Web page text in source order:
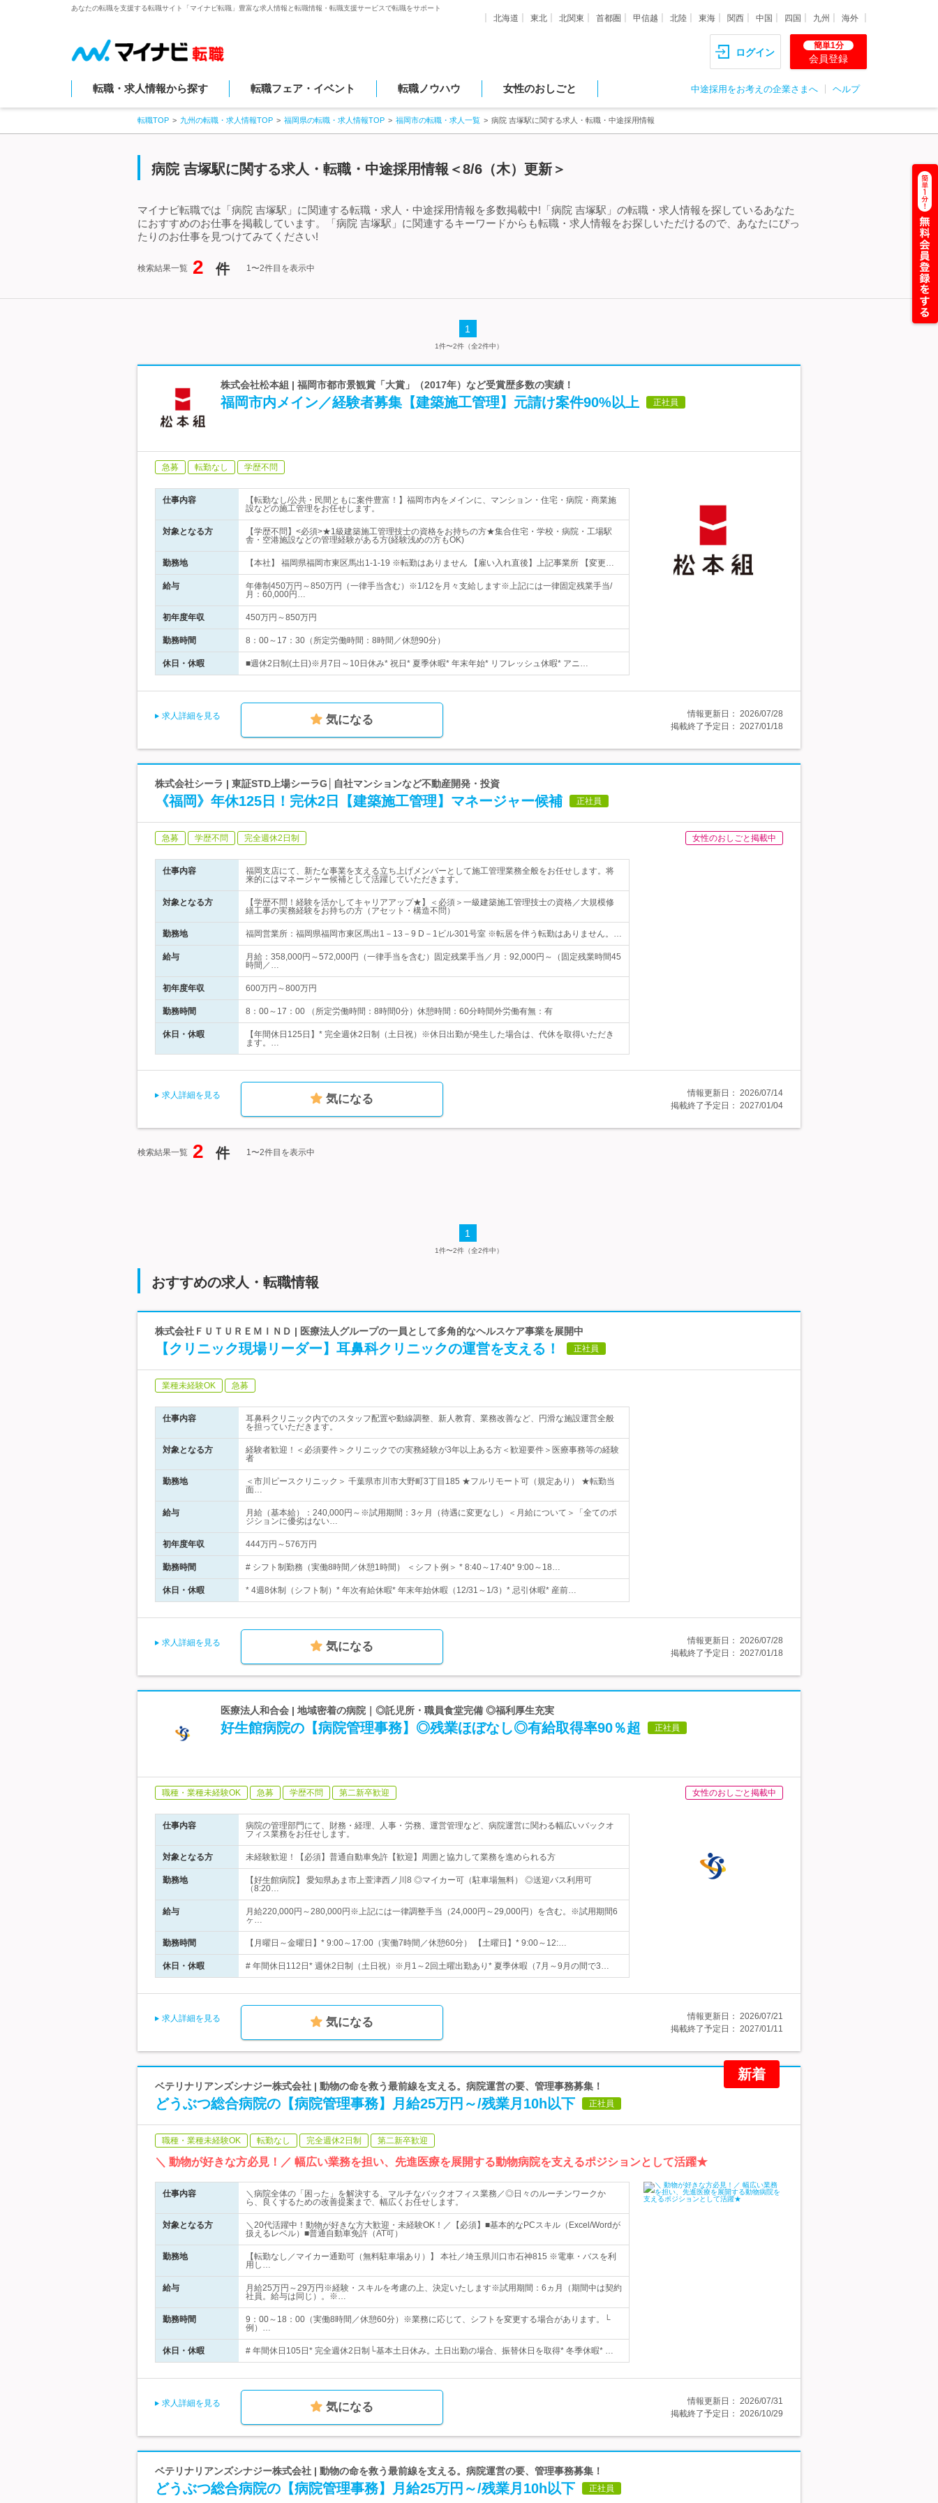
あなたの転職を支援する転職サイト「マイナビ転職」豊富な求人情報と転職情報・転職支援サービスで転職をサポート
北海道 東北 北関東 首都圏 甲信越 北陸 東海 関西 中国 四国 九州 海外
ログイン
簡単1分
会員登録
転職・求人情報から探す 転職フェア・イベント 転職ノウハウ 女性のおしごと 中途採用をお考えの企業さまへ ヘルプ
転職TOP 九州の転職・求人情報TOP 福岡県の転職・求人情報TOP 福岡市の転職・求人一覧 病院 吉塚駅に関する求人・転職・中途採用情報
病院 吉塚駅に関する求人・転職・中途採用情報＜8/6（木）更新＞
マイナビ転職では「病院 吉塚駅」に関連する転職・求人・中途採用情報を多数掲載中!「病院 吉塚駅」の転職・求人情報を探しているあなた
におすすめのお仕事を掲載しています。「病院 吉塚駅」に関連するキーワードからも転職・求人情報をお探しいただけるので、あなたにぴっ
たりのお仕事を見つけてみてください!
検索結果一覧 2 件 1〜2件目を表示中
1
1件〜2件（全2件中）
株式会社松本組 | 福岡市都市景観賞「大賞」（2017年）など受賞歴多数の実績！
福岡市内メイン／経験者募集【建築施工管理】元請け案件90%以上 正社員
急募 転勤なし 学歴不問
仕事内容
【転勤なし/公共・民間ともに案件豊富！】福岡市内をメインに、マンション・住宅・病院・商業施
設などの施工管理をお任せします。
対象となる方
【学歴不問】<必須>★1級建築施工管理技士の資格をお持ちの方★集合住宅・学校・病院・工場駅
舎・空港施設などの管理経験がある方(経験浅めの方もOK)
勤務地 【本社】 福岡県福岡市東区馬出1-1-19 ※転勤はありません 【雇い入れ直後】上記事業所 【変更…
給与
年俸制450万円～850万円（一律手当含む）※1/12を月々支給します※上記には一律固定残業手当/
月：60,000円…
初年度年収 450万円～850万円
勤務時間 8：00～17：30（所定労働時間：8時間／休憩90分）
休日・休暇 ■週休2日制(土日)※月7日～10日休み* 祝日* 夏季休暇* 年末年始* リフレッシュ休暇* アニ…
求人詳細を見る 気になる 情報更新日： 2026/07/28
掲載終了予定日： 2027/01/18
株式会社シーラ | 東証STD上場シーラG│自社マンションなど不動産開発・投資
《福岡》年休125日！完休2日【建築施工管理】マネージャー候補 正社員
急募 学歴不問 完全週休2日制 女性のおしごと掲載中
仕事内容
福岡支店にて、新たな事業を支える立ち上げメンバーとして施工管理業務全般をお任せします。将
来的にはマネージャー候補として活躍していただきます。
対象となる方
【学歴不問！経験を活かしてキャリアアップ★】＜必須＞一級建築施工管理技士の資格／大規模修
繕工事の実務経験をお持ちの方（アセット・構造不問）
勤務地 福岡営業所：福岡県福岡市東区馬出1－13－9 D－1ビル301号室 ※転居を伴う転勤はありません。…
給与
月給：358,000円～572,000円（一律手当を含む）固定残業手当／月：92,000円～（固定残業時間45
時間／…
初年度年収 600万円～800万円
勤務時間 8：00～17：00 （所定労働時間：8時間0分）休憩時間：60分時間外労働有無：有
休日・休暇
【年間休日125日】* 完全週休2日制（土日祝）※休日出勤が発生した場合は、代休を取得いただき
ます。…
求人詳細を見る 気になる 情報更新日： 2026/07/14
掲載終了予定日： 2027/01/04
検索結果一覧 2 件 1〜2件目を表示中
1
1件〜2件（全2件中）
おすすめの求人・転職情報
株式会社ＦＵＴＵＲＥＭＩＮＤ | 医療法人グループの一員として多角的なヘルスケア事業を展開中
【クリニック現場リーダー】耳鼻科クリニックの運営を支える！ 正社員
業種未経験OK 急募
仕事内容
耳鼻科クリニック内でのスタッフ配置や動線調整、新人教育、業務改善など、円滑な施設運営全般
を担っていただきます。
対象となる方
経験者歓迎！＜必須要件＞クリニックでの実務経験が3年以上ある方＜歓迎要件＞医療事務等の経験
者
勤務地
＜市川ピースクリニック＞ 千葉県市川市大野町3丁目185 ★フルリモート可（規定あり） ★転勤当
面…
給与
月給（基本給）：240,000円～※試用期間：3ヶ月（待遇に変更なし）＜月給について＞「全てのポ
ジションに優劣はない…
初年度年収 444万円～576万円
勤務時間 # シフト制勤務（実働8時間／休憩1時間） ＜シフト例＞ * 8:40～17:40* 9:00～18…
休日・休暇 * 4週8休制（シフト制）* 年次有給休暇* 年末年始休暇（12/31～1/3）* 忌引休暇* 産前…
求人詳細を見る 気になる 情報更新日： 2026/07/28
掲載終了予定日： 2027/01/18
医療法人和合会 | 地域密着の病院｜◎託児所・職員食堂完備 ◎福利厚生充実
好生館病院の【病院管理事務】◎残業ほぼなし◎有給取得率90％超 正社員
職種・業種未経験OK 急募 学歴不問 第二新卒歓迎 女性のおしごと掲載中
仕事内容
病院の管理部門にて、財務・経理、人事・労務、運営管理など、病院運営に関わる幅広いバックオ
フィス業務をお任せします。
対象となる方 未経験歓迎！【必須】普通自動車免許【歓迎】周囲と協力して業務を進められる方
勤務地
【好生館病院】 愛知県あま市上萱津西ノ川8 ◎マイカー可（駐車場無料） ◎送迎バス利用可
（8:20…
給与
月給220,000円～280,000円※上記には一律調整手当（24,000円～29,000円）を含む。※試用期間6
ヶ…
勤務時間 【月曜日～金曜日】* 9:00～17:00（実働7時間／休憩60分） 【土曜日】* 9:00～12:…
休日・休暇 # 年間休日112日* 週休2日制（土日祝）※月1～2回土曜出勤あり* 夏季休暇（7月～9月の間で3…
求人詳細を見る 気になる 情報更新日： 2026/07/21
掲載終了予定日： 2027/01/11
新着
ベテリナリアンズシナジー株式会社 | 動物の命を救う最前線を支える。病院運営の要、管理事務募集！
どうぶつ総合病院の【病院管理事務】月給25万円～/残業月10h以下 正社員
職種・業種未経験OK 転勤なし 完全週休2日制 第二新卒歓迎
＼ 動物が好きな方必見！／ 幅広い業務を担い、先進医療を展開する動物病院を支えるポジションとして活躍★
仕事内容
＼病院全体の「困った」を解決する、マルチなバックオフィス業務／◎日々のルーチンワークか
ら、良くするための改善提案まで、幅広くお任せします。
対象となる方
＼20代活躍中！動物が好きな方大歓迎・未経験OK！／【必須】■基本的なPCスキル（Excel/Wordが
扱えるレベル）■普通自動車免許（AT可）
勤務地
【転勤なし／マイカー通勤可（無料駐車場あり）】 本社／埼玉県川口市石神815 ※電車・バスを利
用し…
給与
月給25万円～29万円※経験・スキルを考慮の上、決定いたします※試用期間：6ヵ月（期間中は契約
社員。給与は同じ）。※…
勤務時間
9：00～18：00（実働8時間／休憩60分）※業務に応じて、シフトを変更する場合があります。└
例）…
休日・休暇 # 年間休日105日* 完全週休2日制└基本土日休み。土日出勤の場合、振替休日を取得* 冬季休暇* …
求人詳細を見る 気になる 情報更新日： 2026/07/31
掲載終了予定日： 2026/10/29
ベテリナリアンズシナジー株式会社 | 動物の命を救う最前線を支える。病院運営の要、管理事務募集！
どうぶつ総合病院の【病院管理事務】月給25万円～/残業月10h以下 正社員